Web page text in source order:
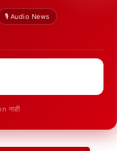
🎙️ Audio News
नाही